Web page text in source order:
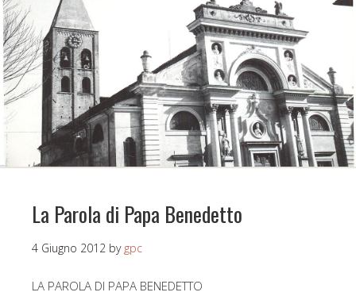
La Parola di Papa Benedetto
4 Giugno 2012 by gpc
LA PAROLA DI PAPA BENEDETTO